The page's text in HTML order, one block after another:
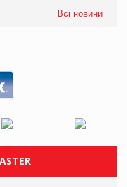
Всі новини